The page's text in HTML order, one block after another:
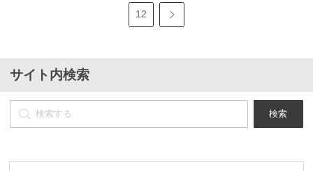
12
サイト内検索
検索